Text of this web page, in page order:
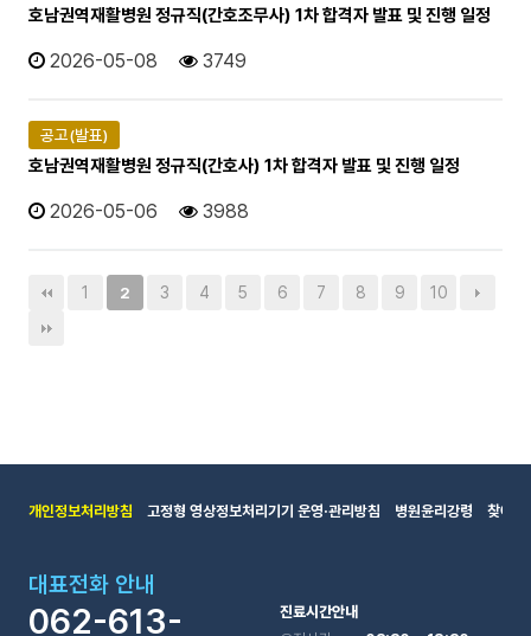
호남권역재활병원 정규직(간호조무사) 1차 합격자 발표 및 진행 일정
2026-05-08 3749
공고(발표)
호남권역재활병원 정규직(간호사) 1차 합격자 발표 및 진행 일정
2026-05-06 3988
1 2 3 4 5 6 7 8 9 10
개인정보처리방침 고정형 영상정보처리기기 운영·관리방침 병원윤리강령 찾아오
대표전화 안내
062-613-
진료시간안내